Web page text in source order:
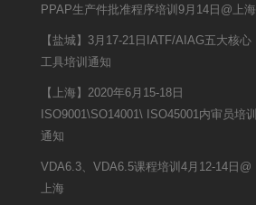
PPAP生产件批准程序培训9月14日@上海
【盐城】3月17-21日IATF/AIAG五大核心
工具培训通知
【上海】2020年6月15-18日
ISO9001\SO14001\ ISO45001内审员培训
通知
VDA6.3、VDA6.5课程培训4月12-14日@
上海